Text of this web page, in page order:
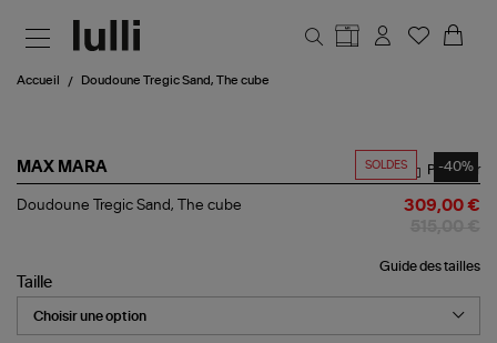
Accueil Doudoune Tregic Sand, The cube
SOLDES -40%
MAX MARA
Doudoune
cube
Partager
Doudoune Tregic Sand, The cube 309,00 €
Guide des tailles
Taille